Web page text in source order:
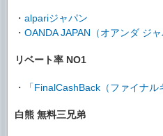
・ alpariジャパン
・ OANDA JAPAN（オアンダ ジャ
リベート率 NO1
・ 「FinalCashBack（ファイナ
白熊 無料三兄弟